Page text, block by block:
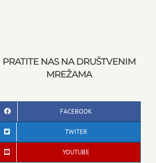
PRATITE NAS NA DRUŠTVENIM
MREŽAMA
FACEBOOK
TWITER
YOUTUBE